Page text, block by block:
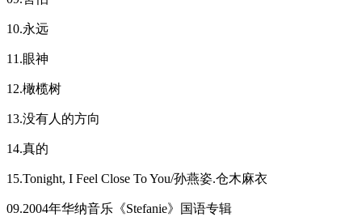
10.永远
11.眼神
12.橄榄树
13.没有人的方向
14.真的
15.Tonight, I Feel Close To You/孙燕姿.仓木麻衣
09.2004年华纳音乐《Stefanie》国语专辑